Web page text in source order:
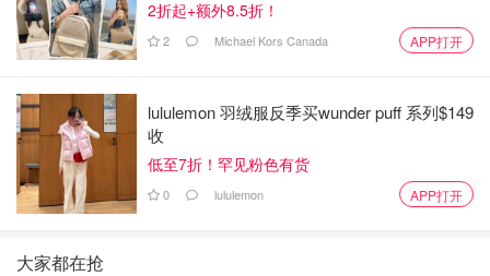
2折起+额外8.5折！
2 Michael Kors Canada APP打开
lululemon 羽绒服反季买wunder puff 系列$149
收
低至7折！罕见粉色有货
0 lululemon APP打开
大家都在抢